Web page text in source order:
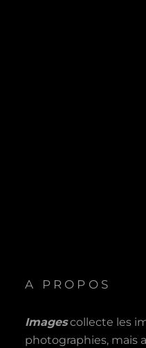
A PROPOS
Imagescollecte les
photographies, mais